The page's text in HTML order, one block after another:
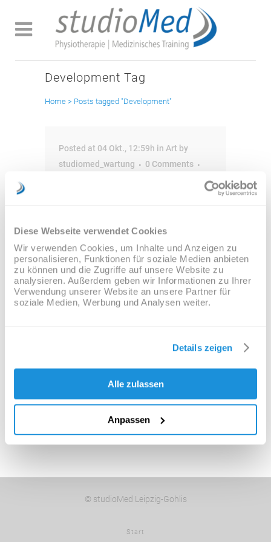
Diese Webseite verwendet Cookies
Wir verwenden Cookies, um Inhalte und Anzeigen zu
personalisieren, Funktionen für soziale Medien anbieten
zu können und die Zugriffe auf unsere Website zu
analysieren. Außerdem geben wir Informationen zu Ihrer
Verwendung unserer Website an unsere Partner für
soziale Medien, Werbung und Analysen weiter.
Details zeigen
Alle zulassen
Anpassen
Development Tag
Home > Posts tagged "Development"
Posted at 04 Okt., 12:59h in Art by
studiomed_wartung
0 Comments
normalcy out of chaos;
they can clearly
communicate ideas
through the organising
and manipulating of
— Jeffrey Veen – About
© studioMed Leipzig-Gohlis
Start